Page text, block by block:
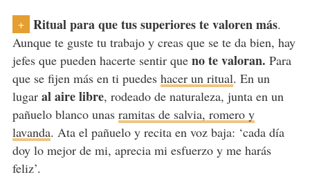
+ Ritual para que tus superiores te valoren más.
Aunque te guste tu trabajo y creas que se te da bien, hay
jefes que pueden hacerte sentir que no te valoran. Para
que se fijen más en ti puedes hacer un ritual. En un
lugar al aire libre, rodeado de naturaleza, junta en un
pañuelo blanco unas ramitas de salvia, romero y
lavanda. Ata el pañuelo y recita en voz baja: ‘cada día
doy lo mejor de mi, aprecia mi esfuerzo y me harás
feliz’.